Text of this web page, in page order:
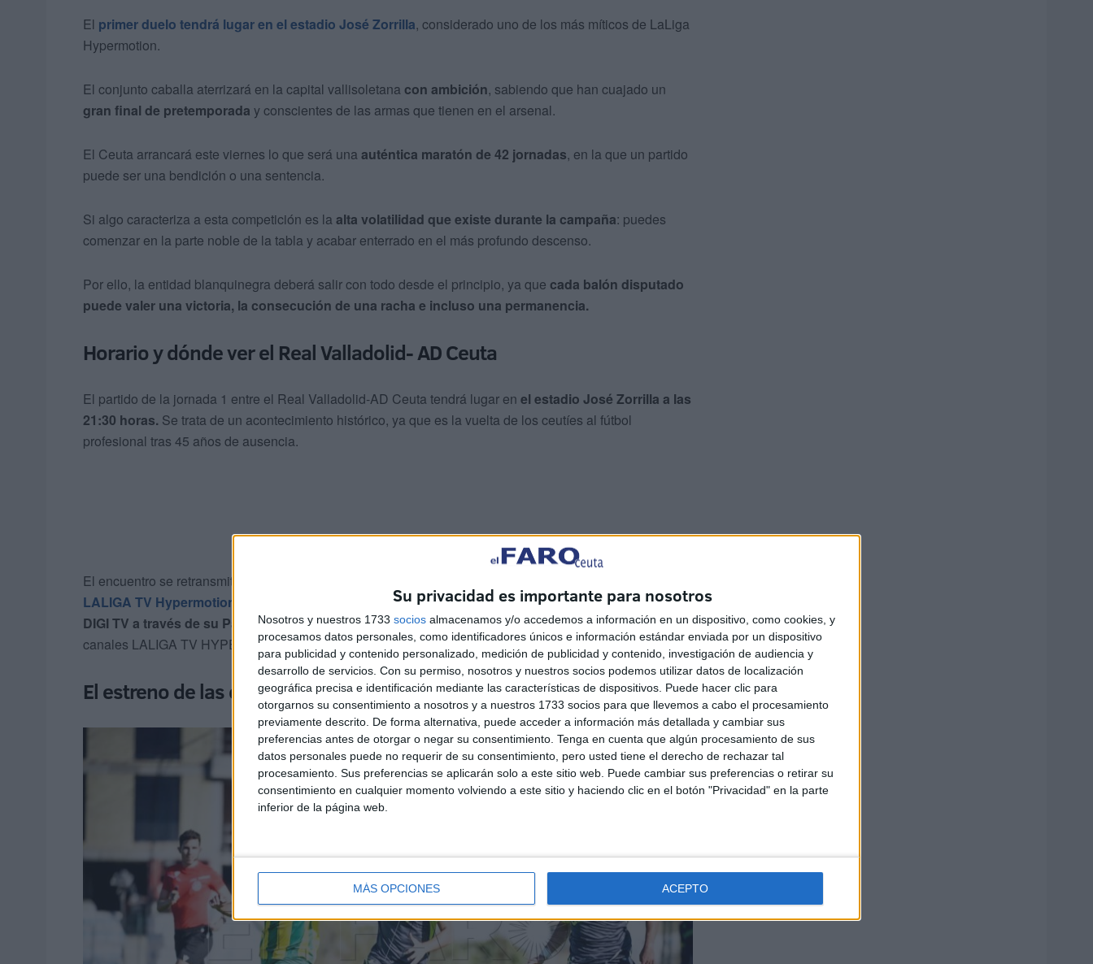
Su privacidad es importante para nosotros
Nosotros y nuestros 1733 socios almacenamos y/o accedemos a información en un dispositivo, como cookies, y
procesamos datos personales, como identificadores únicos e información estándar enviada por un dispositivo
para publicidad y contenido personalizado, medición de publicidad y contenido, investigación de audiencia y
desarrollo de servicios. Con su permiso, nosotros y nuestros socios podemos utilizar datos de localización
geográfica precisa e identificación mediante las características de dispositivos. Puede hacer clic para
otorgarnos su consentimiento a nosotros y a nuestros 1733 socios para que llevemos a cabo el procesamiento
previamente descrito. De forma alternativa, puede acceder a información más detallada y cambiar sus
preferencias antes de otorgar o negar su consentimiento. Tenga en cuenta que algún procesamiento de sus
datos personales puede no requerir de su consentimiento, pero usted tiene el derecho de rechazar tal
procesamiento. Sus preferencias se aplicarán solo a este sitio web. Puede cambiar sus preferencias o retirar su
consentimiento en cualquier momento volviendo a este sitio y haciendo clic en el botón "Privacidad" en la parte
inferior de la página web.
MÁS OPCIONES ACEPTO
El primer duelo tendrá lugar en el estadio José Zorrilla, considerado uno de los más míticos de LaLiga
Hypermotion.
El conjunto caballa aterrizará en la capital vallisoletana con ambición, sabiendo que han cuajado un
gran final de pretemporada y conscientes de las armas que tienen en el arsenal.
El Ceuta arrancará este viernes lo que será una auténtica maratón de 42 jornadas, en la que un partido
puede ser una bendición o una sentencia.
Si algo caracteriza a esta competición es la alta volatilidad que existe durante la campaña: puedes
comenzar en la parte noble de la tabla y acabar enterrado en el más profundo descenso.
Por ello, la entidad blanquinegra deberá salir con todo desde el principio, ya que cada balón disputado
puede valer una victoria, la consecución de una racha e incluso una permanencia.
Horario y dónde ver el Real Valladolid- AD Ceuta
El partido de la jornada 1 entre el Real Valladolid-AD Ceuta tendrá lugar en el estadio José Zorrilla a las
21:30 horas. Se trata de un acontecimiento histórico, ya que es la vuelta de los ceutíes al fútbol
profesional tras 45 años de ausencia.
El encuentro se retransmitirá a través de diferentes canales:
LALIGA TV Hypermotion
a través de múltiples operarios como Orange, Vodafone o Amazon Prime y
DIGI TV a través de su Pack Deportes , en el que tendrás acceso a todos los partidos a través de sus
canales LALIGA TV HYPERMOTION 1,2,3.
El estreno de las caras nuevas